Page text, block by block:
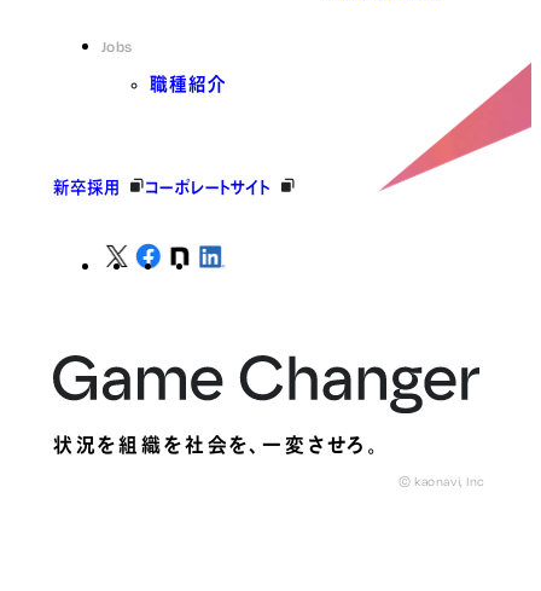
Jobs
職種紹介
新卒採用 コーポレートサイト
状況を組織を社会を、一変させろ。
© kaonavi, Inc